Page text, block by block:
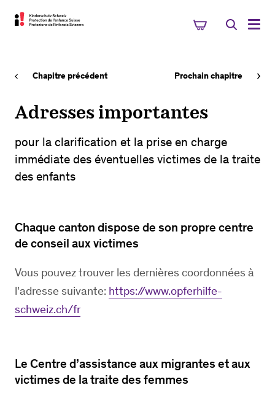
Chapitre précédent Prochain chapitre
Adresses importantes
pour la clarification et la prise en charge
immédiate des éventuelles victimes de la traite
des enfants
Chaque canton dispose de son propre centre
de conseil aux victimes
Vous pouvez trouver les dernières coordonnées à
l'adresse suivante: https://www.opferhilfe-
schweiz.ch/fr
Le Centre d’assistance aux migrantes et aux
victimes de la traite des femmes